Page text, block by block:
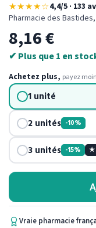
★★★★☆4,4/5 · 133
Pharmacie des
8,16€
✔ Plus que 1 en
Achetez plus, payez
1 unité
2 unités -10%
3 unités -15% ★
Vraie pharmacie